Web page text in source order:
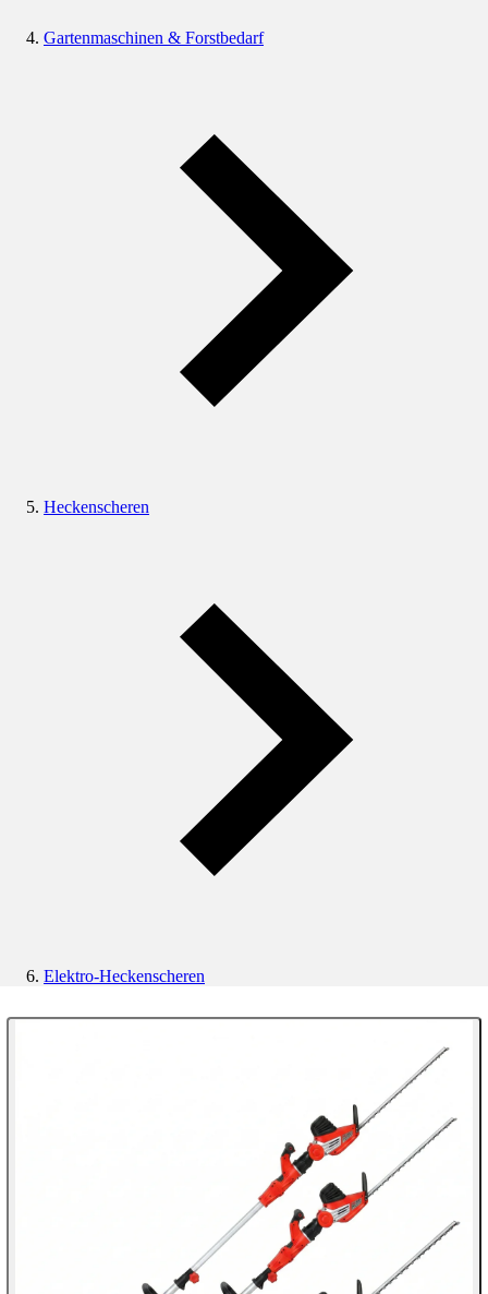
Gartenmaschinen & Forstbedarf
Heckenscheren
Elektro-Heckenscheren